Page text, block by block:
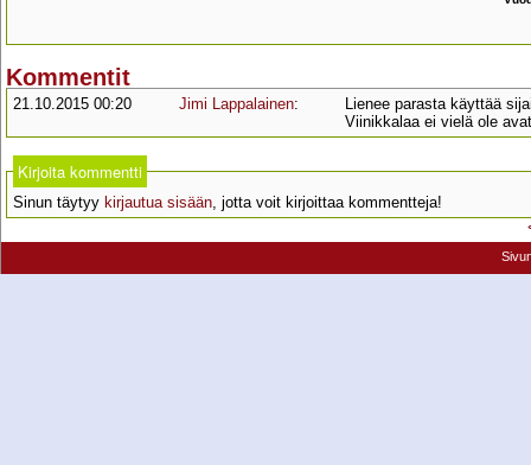
Kommentit
21.10.2015 00:20 Jimi Lappalainen:
Lienee parasta käyttää
Viinikkalaa ei vielä ole
Kirjoita kommentti
Sinun täytyy kirjautua sisään , jotta voit kirjoittaa kommentteja!